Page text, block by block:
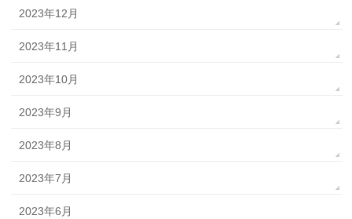
2023年12月
2023年11月
2023年10月
2023年9月
2023年8月
2023年7月
2023年6月